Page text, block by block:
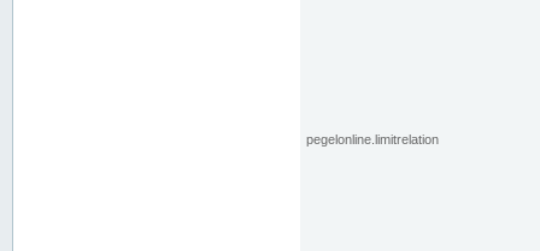
pegelonline.limitrelation